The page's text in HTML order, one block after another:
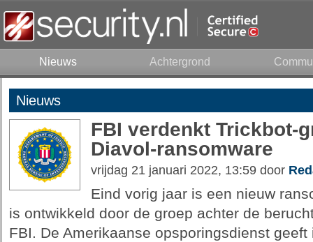
Nieuws Achtergrond
Nieuws
FBI verdenkt Trickbot-
Diavol-ransomware
vrijdag 21 januari 2022, 13:59 door
Eind vorig jaar is een nieuw
is ontwikkeld door de groep achter de
FBI. De Amerikaanse opsporingsdienst